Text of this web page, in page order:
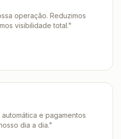
operação. Reduzimos
visibilidade total."
e pagamentos
dia a dia."